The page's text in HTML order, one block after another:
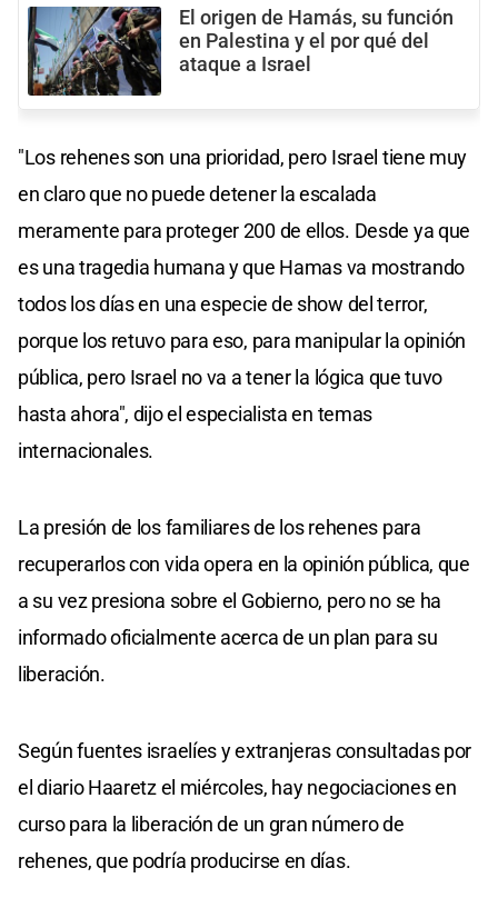
El origen de Hamás, su función
en Palestina y el por qué del
ataque a Israel
"Los rehenes son una prioridad, pero Israel tiene muy
en claro que no puede detener la escalada
meramente para proteger 200 de ellos. Desde ya que
es una tragedia humana y que Hamas va mostrando
todos los días en una especie de show del terror,
porque los retuvo para eso, para manipular la opinión
pública, pero Israel no va a tener la lógica que tuvo
hasta ahora", dijo el especialista en temas
internacionales.
La presión de los familiares de los rehenes para
recuperarlos con vida opera en la opinión pública, que
a su vez presiona sobre el Gobierno, pero no se ha
informado oficialmente acerca de un plan para su
liberación.
Según fuentes israelíes y extranjeras consultadas por
el diario Haaretz el miércoles, hay negociaciones en
curso para la liberación de un gran número de
rehenes, que podría producirse en días.